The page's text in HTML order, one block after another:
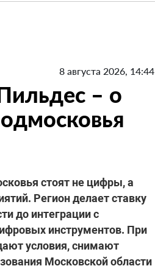
8 августа 2026, 14:44
– о
стоят не цифры, а
Регион делает ставку
до интеграции с
инструментов. При
условия, снимают
Московской области